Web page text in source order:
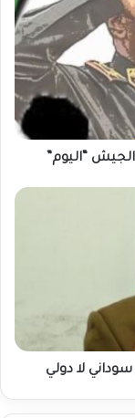
“اليوم”
لا دولي